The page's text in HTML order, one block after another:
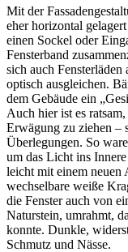
Mit der
eher horizontal
einen Sockel oder
Fensterband
sich auch
optisch ausgleichen.
dem Gebäude ein
Auch hier ist es
Erwägung zu ziehen –
Überlegungen. So
um das Licht ins
leicht mit einem neuen
wechselbare weiße
die Fenster auch von
Naturstein, umrahmt,
konnte. Dunkle,
Schmutz und Nässe.